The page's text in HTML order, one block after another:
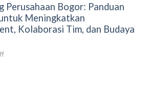
Meningkatkan
Dampak
Acara
yang
Lebih
Efektif
dan
Rafting
Bogor
untuk
Solusi
Perusahaan Bogor: Panduan
Meningkatkan
Kolaborasi Tim, dan Budaya
on